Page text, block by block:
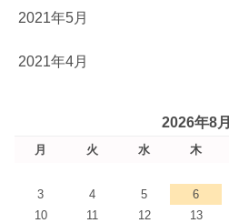
2021年5月
2021年4月
2026年8月
月 火 水 木
3
4 5 6
10
11 12 13